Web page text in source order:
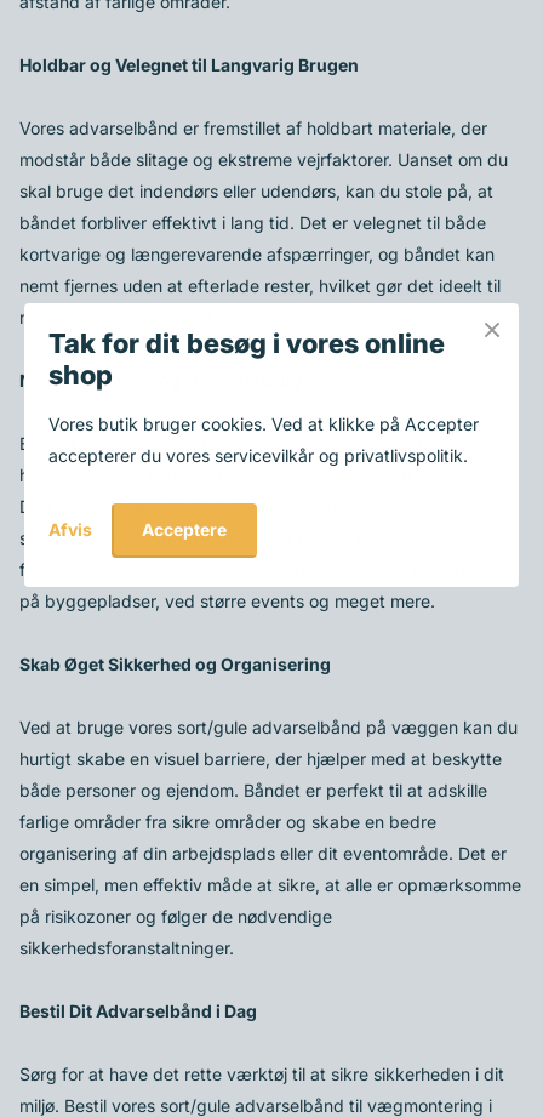
Holdbar og Velegnet til Langvarig Brugen
Vores advarselbånd er fremstillet af holdbart materiale, der
modstår både slitage og ekstreme vejrfaktorer. Uanset om du
skal bruge det indendørs eller udendørs, kan du stole på, at
båndet forbliver effektivt i lang tid. Det er velegnet til både
kortvarige og længerevarende afspærringer, og båndet kan
nemt fjernes uden at efterlade rester, hvilket gør det ideelt til
midlertidige markeringer.
Nem Installation og Fleksibel Brug
Båndet er let at installere på vægge, døre eller andre flader,
hvilket gør det til en praktisk og effektiv løsning til afspærring.
Den fleksible længde på 5 meter giver dig mulighed for at
skabe en tydelig afgrænsning, der hurtigt kan opsættes og
fjernes. Det er perfekt til brug på arbejdspladser, i lagerhuse,
på byggepladser, ved større events og meget mere.
Skab Øget Sikkerhed og Organisering
Ved at bruge vores sort/gule advarselbånd på væggen kan du
hurtigt skabe en visuel barriere, der hjælper med at beskytte
både personer og ejendom. Båndet er perfekt til at adskille
farlige områder fra sikre områder og skabe en bedre
organisering af din arbejdsplads eller dit eventområde. Det er
en simpel, men effektiv måde at sikre, at alle er opmærksomme
på risikozoner og følger de nødvendige
sikkerhedsforanstaltninger.
Bestil Dit Advarselbånd i Dag
Sørg for at have det rette værktøj til at sikre sikkerheden i dit
miljø. Bestil vores sort/gule advarselbånd til vægmontering i
Tak for dit besøg i vores online
shop
Vores butik bruger cookies. Ved at klikke på Accepter
accepterer du vores servicevilkår og privatlivspolitik.
Afvis Acceptere